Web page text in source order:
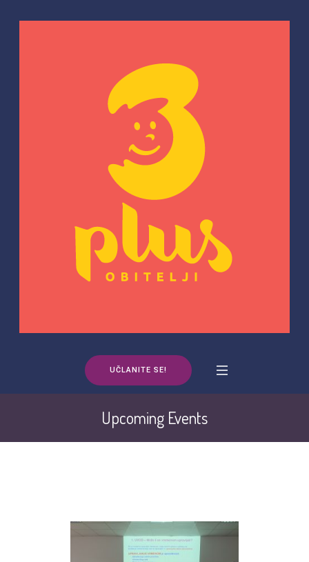
UČLANITE SE!
Upcoming Events